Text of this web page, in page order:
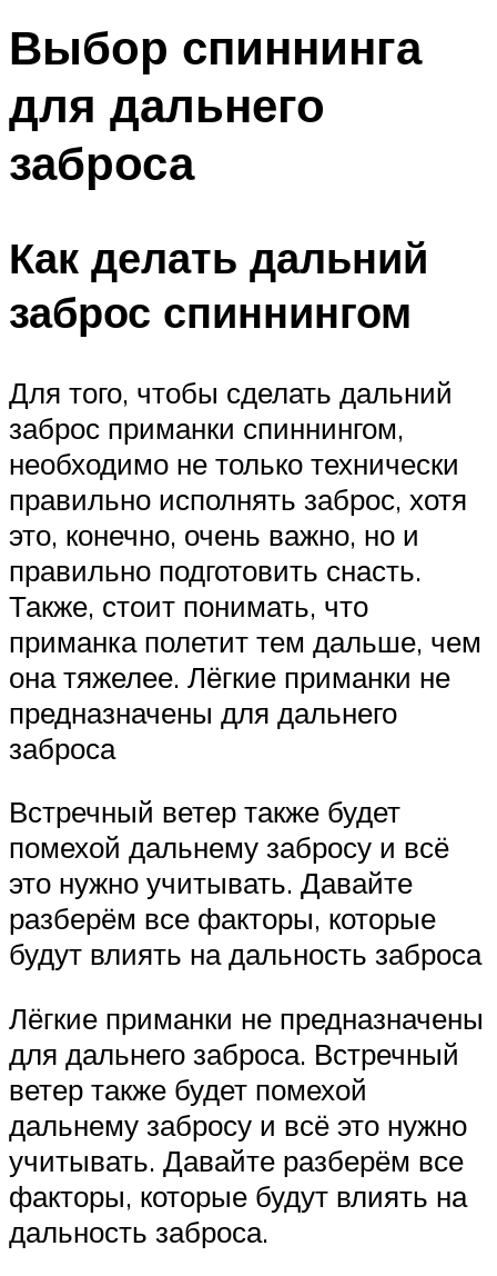
Выбор спиннинга
для дальнего
заброса
Как делать дальний
заброс спиннингом
Для того, чтобы сделать дальний
заброс приманки спиннингом,
необходимо не только технически
правильно исполнять заброс, хотя
это, конечно, очень важно, но и
правильно подготовить снасть.
Также, стоит понимать, что
приманка полетит тем дальше, чем
она тяжелее. Лёгкие приманки не
предназначены для дальнего
заброса
Встречный ветер также будет
помехой дальнему забросу и всё
это нужно учитывать. Давайте
разберём все факторы, которые
будут влиять на дальность заброса
Лёгкие приманки не предназначены
для дальнего заброса. Встречный
ветер также будет помехой
дальнему забросу и всё это нужно
учитывать. Давайте разберём все
факторы, которые будут влиять на
дальность заброса.